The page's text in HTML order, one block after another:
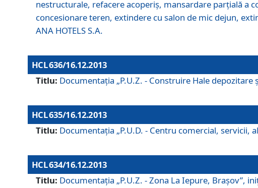
nestructurale, refacere acoperiş, mansardare parţială a
concesionare teren, extindere cu salon de mic dejun,
ANA HOTELS S.A.
HCL 636/16.12.2013
Titlu: Documentaţia „P.U.Z. - Construire Hale
HCL 635/16.12.2013
Titlu: Documentaţia „P.U.D. - Centru comercial, servicii,
HCL 634/16.12.2013
Titlu: Documentaţia „P.U.Z. - Zona La Iepure, Braşov”,